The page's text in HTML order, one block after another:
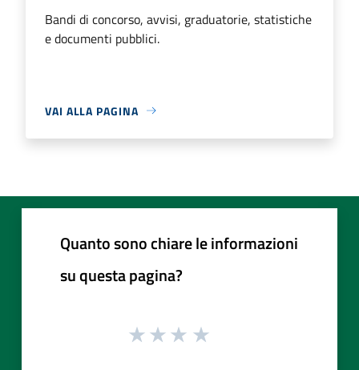
Bandi di concorso, avvisi, graduatorie, statistiche
e documenti pubblici.
VAI ALLA PAGINA
Quanto sono chiare le informazioni
su questa pagina?